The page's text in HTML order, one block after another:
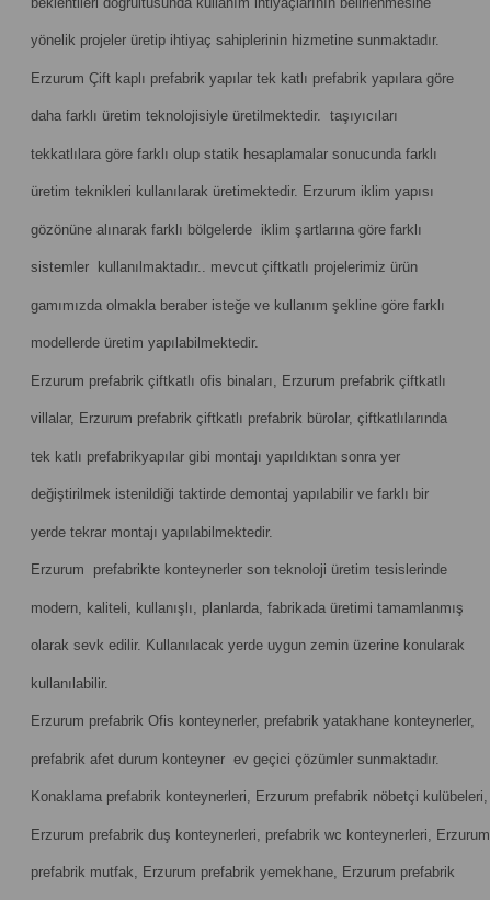
yönelik projeler üretip ihtiyaç sahiplerinin hizmetine sunmaktadır.
Erzurum Çift kaplı prefabrik yapılar tek katlı prefabrik yapılara göre
daha farklı üretim teknolojisiyle üretilmektedir. taşıyıcıları
tekkatlılara göre farklı olup statik hesaplamalar sonucunda farklı
üretim teknikleri kullanılarak üretimektedir. Erzurum iklim yapısı
gözönüne alınarak farklı bölgelerde iklim şartlarına göre farklı
sistemler kullanılmaktadır.. mevcut çiftkatlı projelerimiz ürün
gamımızda olmakla beraber isteğe ve kullanım şekline göre farklı
modellerde üretim yapılabilmektedir.
Erzurum prefabrik çiftkatlı ofis binaları, Erzurum prefabrik çiftkatlı
villalar, Erzurum prefabrik çiftkatlı prefabrik bürolar, çiftkatlılarında
tek katlı prefabrikyapılar gibi montajı yapıldıktan sonra yer
değiştirilmek istenildiği taktirde demontaj yapılabilir ve farklı bir
yerde tekrar montajı yapılabilmektedir.
Erzurum prefabrikte konteynerler son teknoloji üretim tesislerinde
modern, kaliteli, kullanışlı, planlarda, fabrikada üretimi tamamlanmış
olarak sevk edilir. Kullanılacak yerde uygun zemin üzerine konularak
kullanılabilir.
Erzurum prefabrik Ofis konteynerler, prefabrik yatakhane konteynerler,
prefabrik afet durum konteyner ev geçici çözümler sunmaktadır.
Konaklama prefabrik konteynerleri, Erzurum prefabrik nöbetçi kulübeleri,
Erzurum prefabrik duş konteynerleri, prefabrik wc konteynerleri, Erzurum
prefabrik mutfak, Erzurum prefabrik yemekhane, Erzurum prefabrik